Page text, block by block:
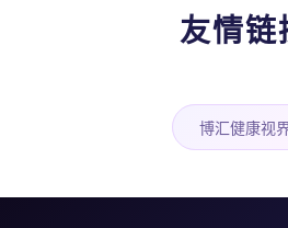
友情链
博汇健康视